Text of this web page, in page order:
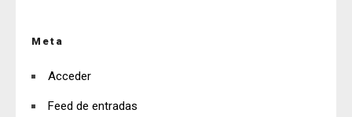
Meta
Acceder
Feed de entradas